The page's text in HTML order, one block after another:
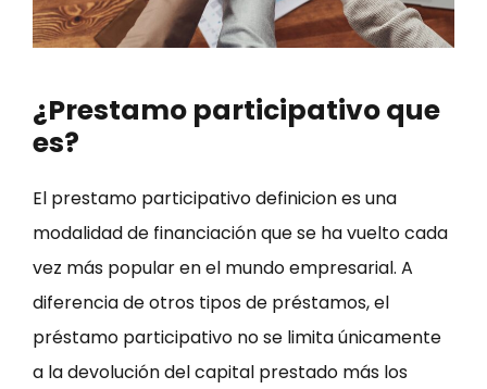
¿Prestamo participativo que
es?
El prestamo participativo definicion es una
modalidad de financiación que se ha vuelto cada
vez más popular en el mundo empresarial. A
diferencia de otros tipos de préstamos, el
préstamo participativo no se limita únicamente
a la devolución del capital prestado más los